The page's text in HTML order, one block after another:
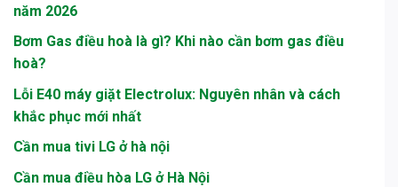
năm 2026
Bơm Gas điều hoà là gì? Khi nào cần bơm gas điều
hoà?
Lỗi E40 máy giặt Electrolux: Nguyên nhân và cách
khắc phục mới nhất
Cần mua tivi LG ở hà nội
Cần mua điều hòa LG ở Hà Nội